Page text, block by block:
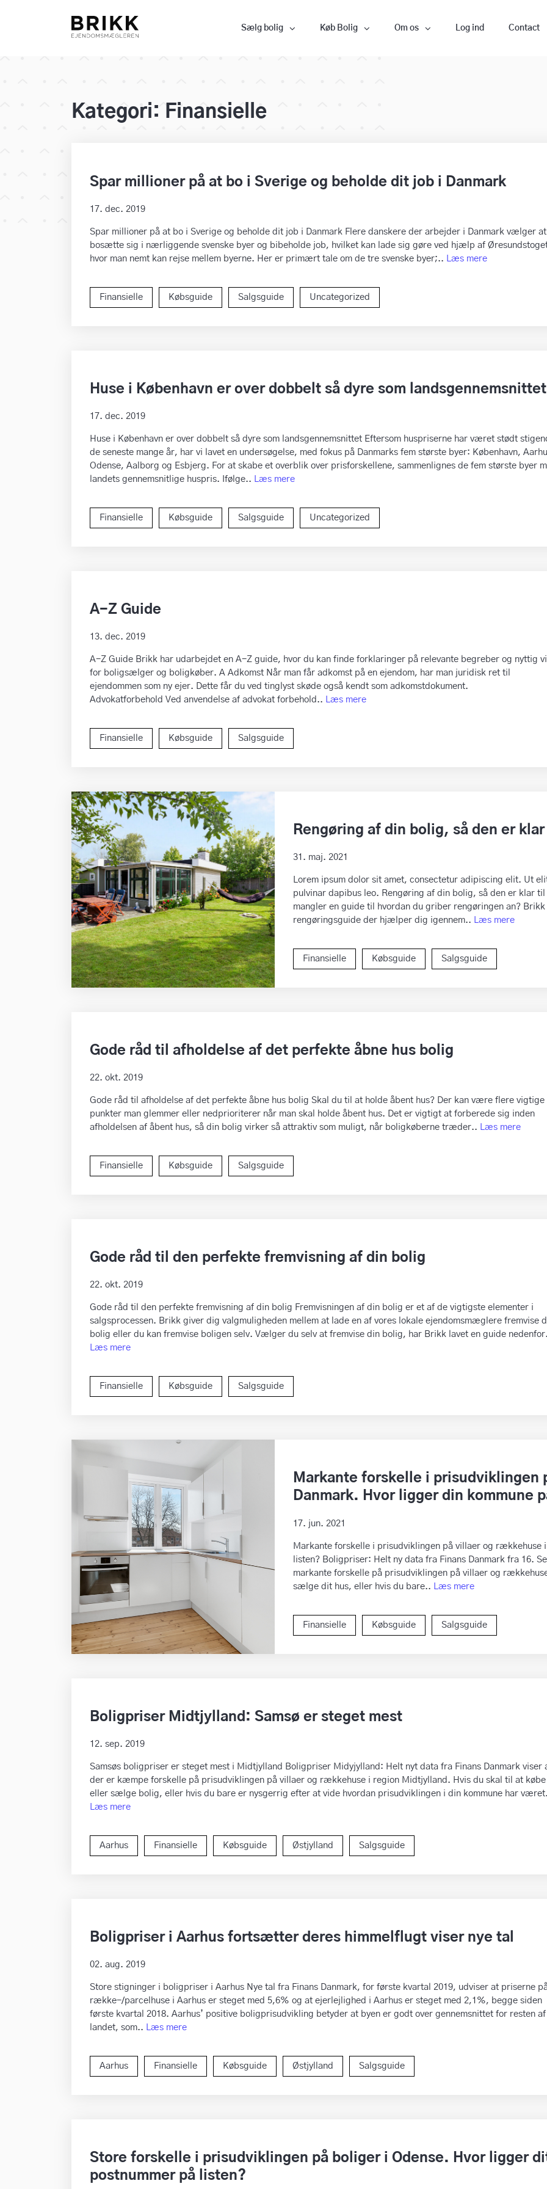
Sælg bolig Køb Bolig Om os Log ind Contact
Kategori: Finansielle
Spar millioner på at bo i Sverige og beholde dit job i Danmark
17. dec. 2019
Spar millioner på at bo i Sverige og beholde dit job i Danmark Flere danskere der arbejder i Danmark vælger at
bosætte sig i nærliggende svenske byer og bibeholde job, hvilket kan lade sig gøre ved hjælp af
hvor man nemt kan rejse mellem byerne. Her er primært tale om de tre svenske byer;..
Læs mere
Finansielle Købsguide Salgsguide Uncategorized
Huse i København er over dobbelt så dyre som landsgennemsnittet
17. dec. 2019
Huse i København er over dobbelt så dyre som landsgennemsnittet Eftersom huspriserne har været stødt
de seneste mange år, har vi lavet en undersøgelse, med fokus på Danmarks fem største byer: København,
Odense, Aalborg og Esbjerg. For at skabe et overblik over prisforskellene, sammenlignes de fem største byer
landets gennemsnitlige huspris. Ifølge..
Læs mere
Finansielle Købsguide Salgsguide Uncategorized
A-Z Guide
13. dec. 2019
A-Z Guide Brikk har udarbejdet en A-Z guide, hvor du kan finde forklaringer på relevante begreber og nyttig
for boligsælger og boligkøber. A Adkomst Når man får adkomst på en ejendom, har man juridisk ret til
ejendommen som ny ejer. Dette får du ved tinglyst skøde også kendt som adkomstdokument.
Advokatforbehold Ved anvendelse af advokat forbehold..
Læs mere
Finansielle Købsguide Salgsguide
Rengøring af din bolig, så den er
31. maj. 2021
Lorem ipsum dolor sit amet, consectetur adipiscing elit. Ut
pulvinar dapibus leo. Rengøring af din bolig, så den er klar
mangler en guide til hvordan du griber rengøringen an?
rengøringsguide der hjælper dig igennem.. Læs mere
Finansielle Købsguide Salgsguide
Gode råd til afholdelse af det perfekte åbne hus bolig
22. okt. 2019
Gode råd til afholdelse af det perfekte åbne hus bolig Skal du til at holde åbent hus? Der kan være flere vigtige
punkter man glemmer eller nedprioriterer når man skal holde åbent hus. Det er vigtigt at forberede sig inden
afholdelsen af åbent hus, så din bolig virker så attraktiv som muligt, når boligkøberne træder.. Læs mere
Finansielle Købsguide Salgsguide
Gode råd til den perfekte fremvisning af din bolig
22. okt. 2019
Gode råd til den perfekte fremvisning af din bolig Fremvisningen af din bolig er et af de vigtigste elementer i
salgsprocessen. Brikk giver dig valgmuligheden mellem at lade en af vores lokale ejendomsmæglere fremvise
bolig eller du kan fremvise boligen selv. Vælger du selv at fremvise din bolig, har Brikk lavet en guide
Læs mere
Finansielle Købsguide Salgsguide
Markante forskelle i
Danmark. Hvor ligger din kommune
17. jun. 2021
Markante forskelle i prisudviklingen på villaer og rækkehuse
listen? Boligpriser: Helt ny data fra Finans Danmark fra 16.
markante forskelle på prisudviklingen på villaer og
sælge dit hus, eller hvis du bare..
Læs mere
Finansielle Købsguide Salgsguide
Boligpriser Midtjylland: Samsø er steget mest
12. sep. 2019
Samsøs boligpriser er steget mest i Midtjylland Boligpriser Midyjylland: Helt nyt data fra Finans Danmark viser
der er kæmpe forskelle på prisudviklingen på villaer og rækkehuse i region Midtjylland. Hvis du skal til at købe
eller sælge bolig, eller hvis du bare er nysgerrig efter at vide hvordan prisudviklingen i din kommune har
Læs mere
Aarhus Finansielle Købsguide Østjylland Salgsguide
Boligpriser i Aarhus fortsætter deres himmelflugt viser nye tal
02. aug. 2019
Store stigninger i boligpriser i Aarhus Nye tal fra Finans Danmark, for første kvartal 2019, udviser at priserne
række-/parcelhuse i Aarhus er steget med 5,6% og at ejerlejlighed i Aarhus er steget med 2,1%, begge siden
første kvartal 2018. Aarhus’ positive boligprisudvikling betyder at byen er godt over gennemsnittet for resten af
landet, som..
Læs mere
Aarhus Finansielle Købsguide Østjylland Salgsguide
Store forskelle i prisudviklingen på boliger i Odense. Hvor ligger
postnummer på listen?